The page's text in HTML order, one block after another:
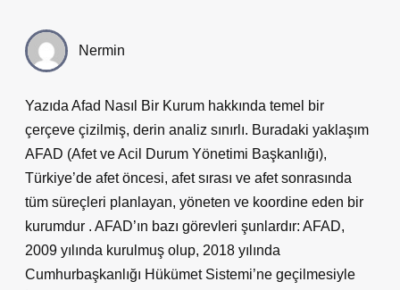
Nermin
Yazıda Afad Nasıl Bir Kurum hakkında temel bir
çerçeve çizilmiş, derin analiz sınırlı. Buradaki yaklaşım
AFAD (Afet ve Acil Durum Yönetimi Başkanlığı),
Türkiye’de afet öncesi, afet sırası ve afet sonrasında
tüm süreçleri planlayan, yöneten ve koordine eden bir
kurumdur . AFAD’ın bazı görevleri şunlardır: AFAD,
2009 yılında kurulmuş olup, 2018 yılında
Cumhurbaşkanlığı Hükümet Sistemi’ne geçilmesiyle